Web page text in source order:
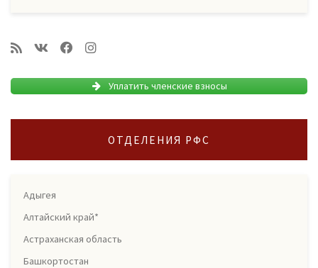
Уплатить членские взносы
ОТДЕЛЕНИЯ РФС
Адыгея
Алтайский край*
Астраханская область
Башкортостан